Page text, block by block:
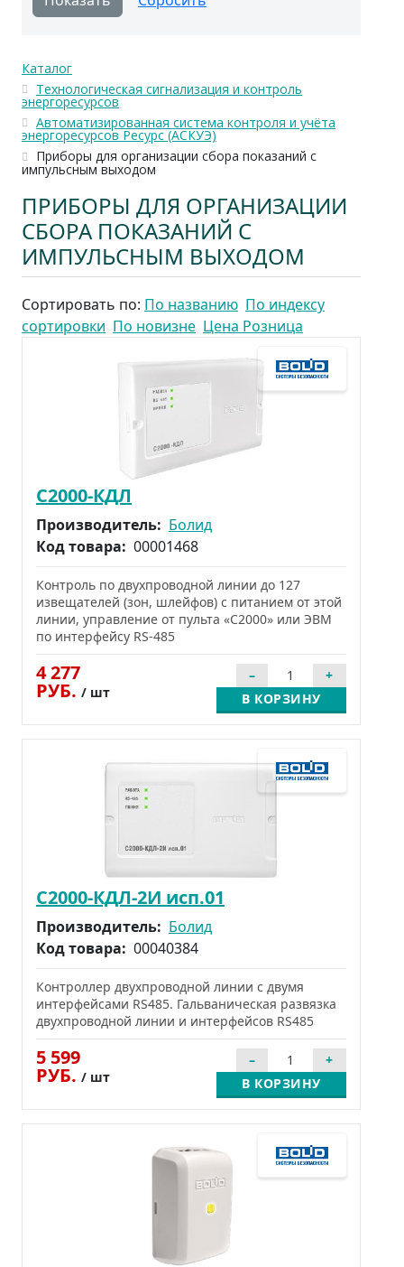
Каталог
Технологическая сигнализация и контроль
энергоресурсов
Автоматизированная система контроля и учёта
энергоресурсов Ресурс (АСКУЭ)
Приборы для организации сбора показаний с
импульсным выходом
ПРИБОРЫ ДЛЯ ОРГАНИЗАЦИИ
СБОРА ПОКАЗАНИЙ С
ИМПУЛЬСНЫМ ВЫХОДОМ
Сортировать по: По названию По индексу
сортировки По новизне Цена Розница
С2000-КДЛ
Производитель: Болид
Код товара: 00001468
Контроль по двухпроводной линии до 127
извещателей (зон, шлейфов) с питанием от этой
линии, управление от пульта «С2000» или ЭВМ
по интерфейсу RS-485
4 277
РУБ. / шт В КОРЗИНУ
С2000-КДЛ-2И исп.01
Производитель: Болид
Код товара: 00040384
Контроллер двухпроводной линии с двумя
интерфейсами RS485. Гальваническая развязка
двухпроводной линии и интерфейсов RS485
5 599
РУБ. / шт В КОРЗИНУ